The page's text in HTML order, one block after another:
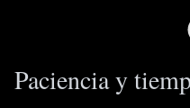
Paciencia y